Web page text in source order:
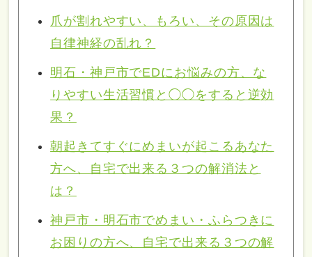
爪が割れやすい、もろい、その原因は
自律神経の乱れ？
明石・神戸市でEDにお悩みの方、な
りやすい生活習慣と◯◯をすると逆効
果？
朝起きてすぐにめまいが起こるあなた
方へ、自宅で出来る３つの解消法と
は？
神戸市・明石市でめまい・ふらつきに
お困りの方へ、自宅で出来る３つの解